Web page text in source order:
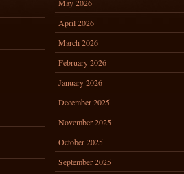
May 2026
April 2026
March 2026
February 2026
January 2026
December 2025
November 2025
October 2025
September 2025